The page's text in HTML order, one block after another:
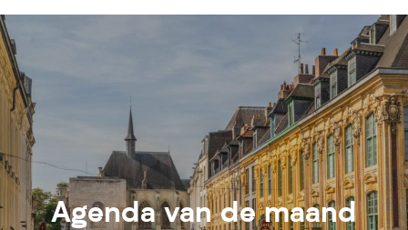
Agenda van de maand